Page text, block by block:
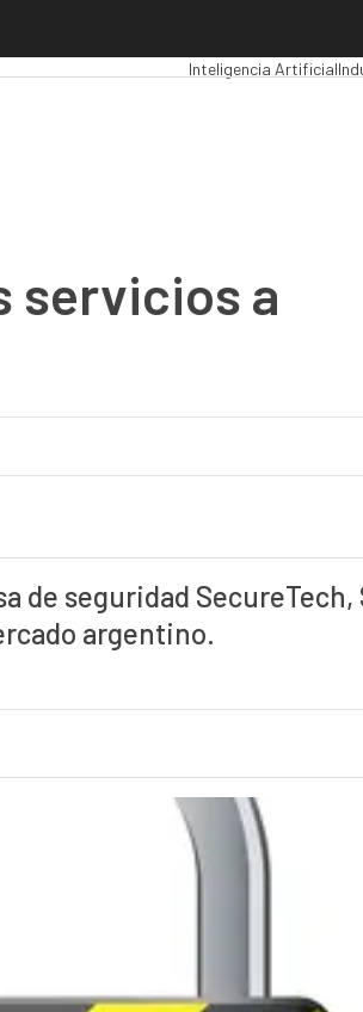
Inteligencia Artificial
servicios a
de seguridad SecureTech,
argentino.